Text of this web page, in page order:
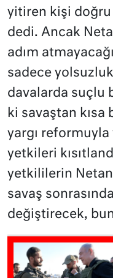
yitiren kişi doğru
dedi. Ancak
adım
sadece
davalarda suçlu
ki savaştan kısa
yargı
yetkileri
yetkililerin
savaş
değiştirecek,